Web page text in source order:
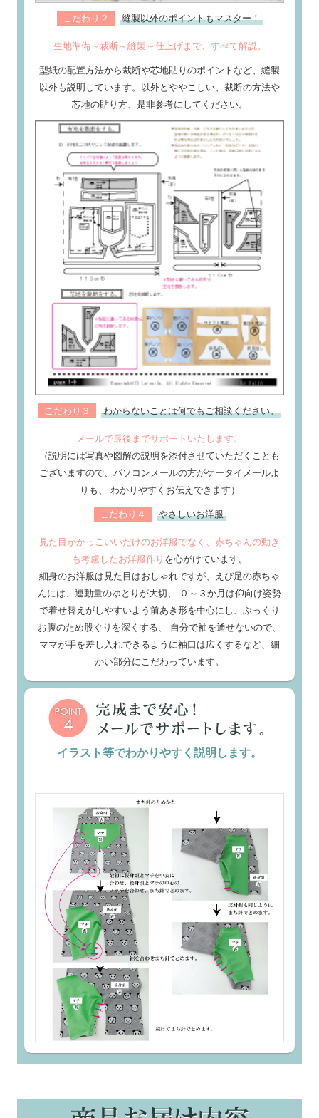
こだわり２ 縫製以外のポイントもマスター！
生地準備～裁断～縫製～仕上げまで、すべて解説。
型紙の配置方法から裁断や芯地貼りのポイントなど、縫製
以外も説明しています。以外とややこしい、裁断の方法や
芯地の貼り方、是非参考にしてください。
こだわり３ わからないことは何でもご相談ください。
メールで最後までサポートいたします。
（説明には写真や図解の説明を添付させていただくことも
ございますので、パソコンメールの方がケータイメールよ
りも、 わかりやすくお伝えできます）
こだわり４ やさしいお洋服
見た目がかっこいいだけのお洋服でなく、赤ちゃんの動き
も考慮したお洋服作り を心がけています。
細身のお洋服は見た目はおしゃれですが、えび足の赤ちゃ
んには、運動量のゆとりが大切、 ０～３か月は仰向け姿勢
で着せ替えがしやすいよう前あき形を中心にし、ぷっくり
お腹のため股ぐりを深くする、 自分で袖を通せないので、
ママが手を差し入れできるように袖口は広くするなど、細
かい部分にこだわっています。
イラスト等でわかりやすく説明します。